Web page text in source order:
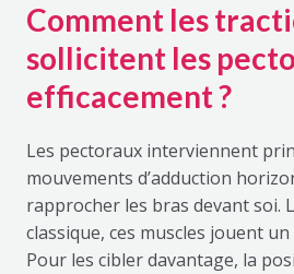
Comment les
sollicitent les
efficacement ?
Les pectoraux interviennent
mouvements d’adduction
rapprocher les bras devant soi.
classique, ces muscles jouent
Pour les cibler davantage, la